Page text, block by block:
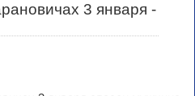
3 января -